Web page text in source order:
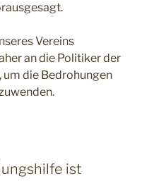
Vereins
an die Politiker der
um die Bedrohungen
ist